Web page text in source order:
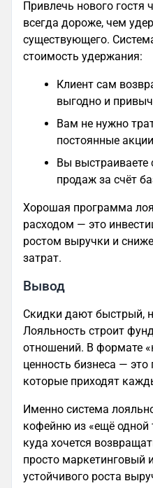
Привлечь нового гостя
всегда дороже, чем
существующего.
стоимость удержания:
Клиент сам
выгодно и
Вам не нужно
постоянные
Вы выстраиваете
продаж за счёт
Хорошая программа
расходом — это
ростом выручки и
затрат.
Вывод
Скидки дают быстрый,
Лояльность строит
отношений. В формате
ценность бизнеса —
которые приходят
Именно система
кофейню из «ещё одной
куда хочется
просто маркетинговый
устойчивого роста